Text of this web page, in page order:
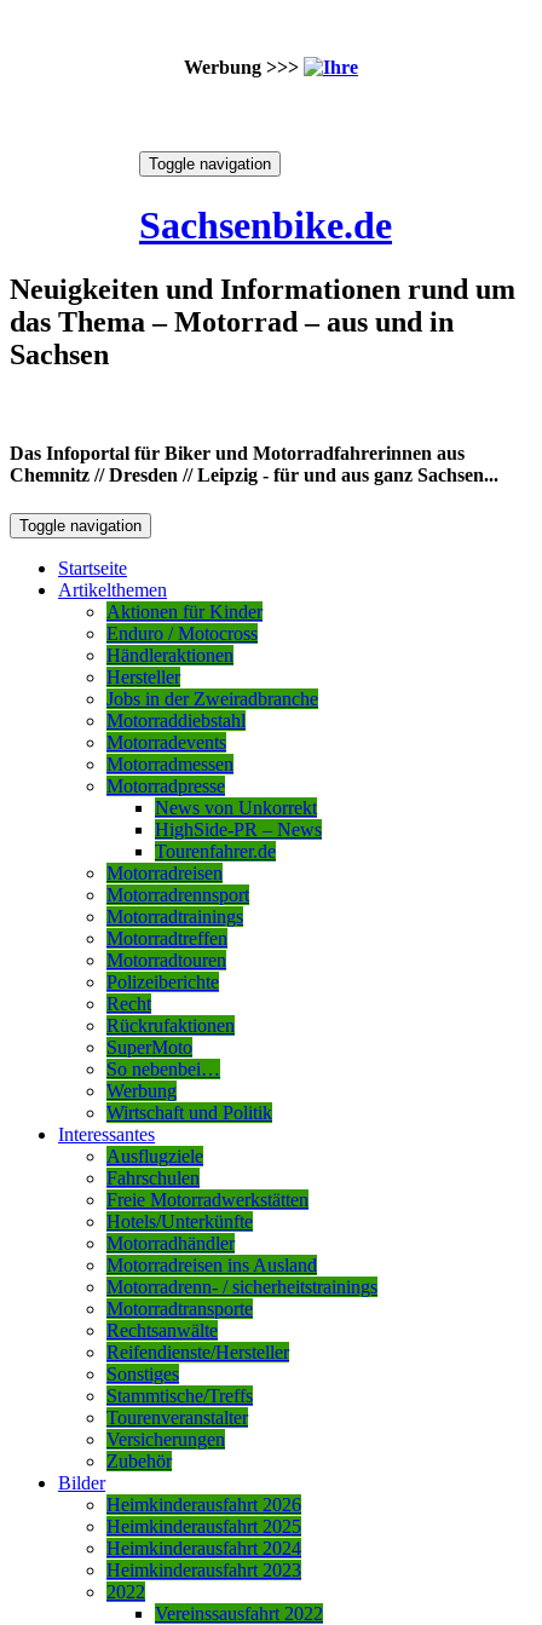
Werbung >>>
Toggle navigation
Sachsenbike.de
Neuigkeiten und Informationen rund um
das Thema – Motorrad – aus und in
Sachsen
Das Infoportal für Biker und Motorradfahrerinnen aus
Chemnitz // Dresden // Leipzig - für und aus ganz Sachsen...
Toggle navigation
Startseite
Artikelthemen
Aktionen für Kinder
Enduro / Motocross
Händleraktionen
Hersteller
Jobs in der Zweiradbranche
Motorraddiebstahl
Motorradevents
Motorradmessen
Motorradpresse
News von Unkorrekt
HighSide-PR – News
Tourenfahrer.de
Motorradreisen
Motorradrennsport
Motorradtrainings
Motorradtreffen
Motorradtouren
Polizeiberichte
Recht
Rückrufaktionen
SuperMoto
So nebenbei…
Werbung
Wirtschaft und Politik
Interessantes
Ausflugziele
Fahrschulen
Freie Motorradwerkstätten
Hotels/Unterkünfte
Motorradhändler
Motorradreisen ins Ausland
Motorradrenn- / sicherheitstrainings
Motorradtransporte
Rechtsanwälte
Reifendienste/Hersteller
Sonstiges
Stammtische/Treffs
Tourenveranstalter
Versicherungen
Zubehör
Bilder
Heimkinderausfahrt 2026
Heimkinderausfahrt 2025
Heimkinderausfahrt 2024
Heimkinderausfahrt 2023
2022
Vereinssausfahrt 2022